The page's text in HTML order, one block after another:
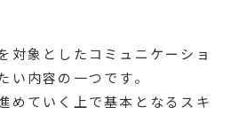
対象としたコミュニケーショ
い内容の一つです。
めていく上で基本となるスキ